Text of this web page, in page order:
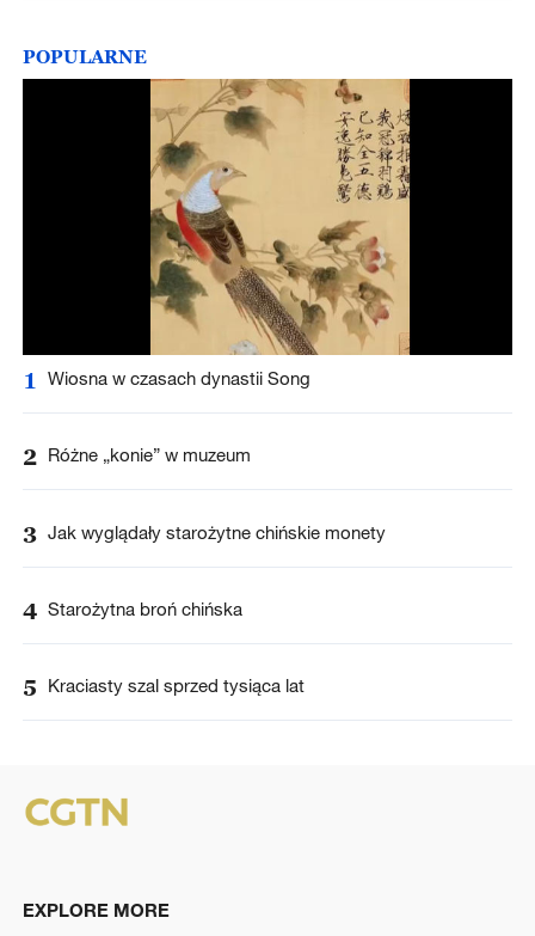
POPULARNE
1 Wiosna w czasach dynastii Song
2 Różne „konie” w muzeum
3 Jak wyglądały starożytne chińskie monety
4 Starożytna broń chińska
5 Kraciasty szal sprzed tysiąca lat
EXPLORE MORE